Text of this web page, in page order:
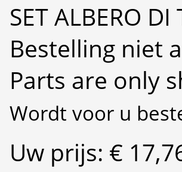
SET ALBERO DI
Bestelling niet
Parts are only
Wordt voor u
Uw prijs: €